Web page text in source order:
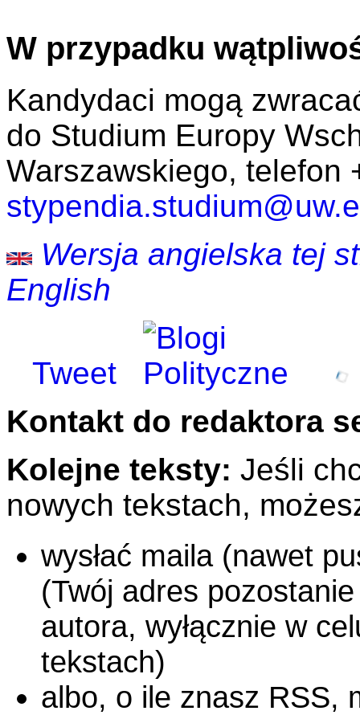
W przypadku
Kandydaci mogą
do Studium Europy
Warszawskiego, telefon
Wersja angielska tej
English
Tweet
Kontakt do redaktora
Kolejne teksty: Jeśli
nowych tekstach,
wysłać maila (nawet
(Twój adres
autora, wyłącznie w
tekstach)
albo, o ile znasz RSS,